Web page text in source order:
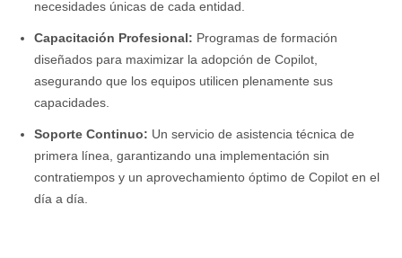
necesidades únicas de cada entidad.
Capacitación Profesional: Programas de formación
diseñados para maximizar la adopción de Copilot,
asegurando que los equipos utilicen plenamente sus
capacidades.
Soporte Continuo: Un servicio de asistencia técnica de
primera línea, garantizando una implementación sin
contratiempos y un aprovechamiento óptimo de Copilot en el
día a día.